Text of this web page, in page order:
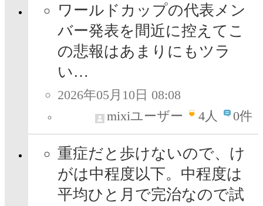
ワールドカップの代表メン
バー発表を間近に控えてこ
の悲報はあまりにもツラ
い…
2026年05月10日 08:08
mixiユーザー
4人 0件
重症だと歩けないので、け
がは中程度以下。中程度は
平均ひと月で完治なので試